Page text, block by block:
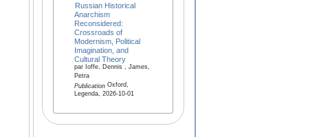
Russian Historical
Anarchism
Reconsidered:
Crossroads of
Modernism, Political
Imagination, and
Cultural Theory
par Ioffe, Dennis , James,
Petra
PublicationOxford,
Legenda, 2026-10-01